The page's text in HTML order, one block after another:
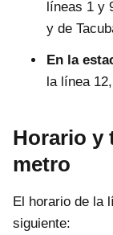
líneas 1 y
y de
En la
la línea
Horario y
metro
El horario de la
siguiente: